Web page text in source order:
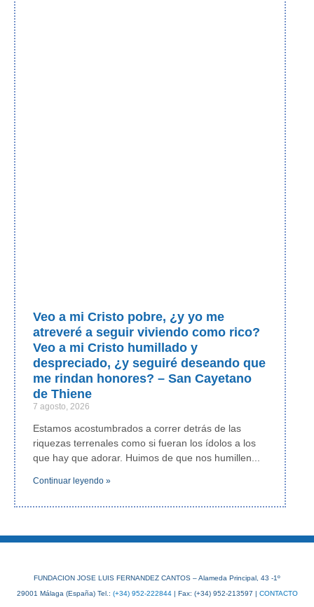
Veo a mi Cristo pobre, ¿y yo me
atreveré a seguir viviendo como rico?
Veo a mi Cristo humillado y
despreciado, ¿y seguiré deseando que
me rindan honores? – San Cayetano
de Thiene
7 agosto, 2026
Estamos acostumbrados a correr detrás de las
riquezas terrenales como si fueran los ídolos a los
que hay que adorar. Huimos de que nos humillen
Continuar leyendo »
FUNDACION JOSE LUIS FERNANDEZ CANTOS – Alameda Principal, 43 -1º
29001 Málaga (España) Tel.: (+34) 952-222844| Fax: (+34) 952-213597 | CONTACTO